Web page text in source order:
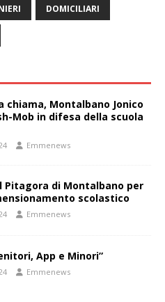
DOMICILIARI
chiama, Montalbano Jonico
Mob in difesa della scuola
Emmenews
Pitagora di Montalbano per
scolastico
Emmenews
App e Minori”
Emmenews